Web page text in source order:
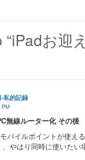
“iPadお
私的記録
PM
無線ルーター化 その後
バイルポイントが使え
、やはり同時に使いた